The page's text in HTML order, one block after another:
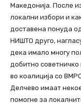
Македонија. После
локални избори и
доставена понуда
НИШТО друго,
дека имало многу
добитно
во коалиција со
Делчево имаат
помогне за